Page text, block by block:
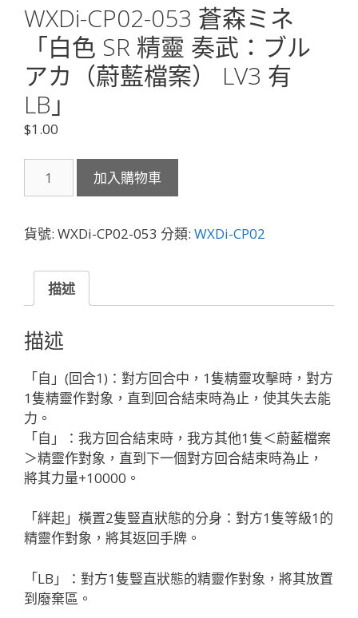
WXDi-CP02-053 蒼森ミネ
「白色 SR 精靈 奏武：ブル
アカ（蔚藍檔案） LV3 有
LB」
$1.00
CP02-
蒼
ミ
「白
色
SR
精
靈
奏
武：
ル
ア
カ
（蔚
藍
檔
案）
LV3
加入購物車
貨號: WXDi-CP02-053 分類: WXDi-CP02
描述
描述
「自」(回合1)：對方回合中，1隻精靈攻擊時，對方
1隻精靈作對象，直到回合結束時為止，使其失去能
力。
「自」：我方回合結束時，我方其他1隻＜蔚藍檔案
＞精靈作對象，直到下一個對方回合結束時為止，
將其力量+10000。
「絆起」橫置2隻豎直狀態的分身：對方1隻等級1的
精靈作對象，將其返回手牌。
「LB」：對方1隻豎直狀態的精靈作對象，將其放置
到廢棄區。